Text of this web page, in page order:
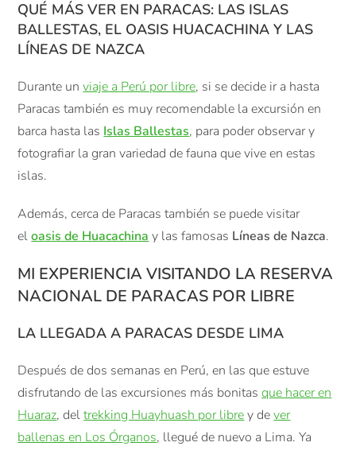
QUÉ MÁS VER EN PARACAS: LAS ISLAS
BALLESTAS, EL OASIS HUACACHINA Y LAS
LÍNEAS DE NAZCA
Durante unviaje a Perú por libre, si se decide ir a hasta
Paracas también es muy recomendable la excursión en
barca hasta lasIslas Ballestas, para poder observar y
fotografiar la gran variedad de fauna que vive en estas
islas.
Además, cerca de Paracas también se puede visitar
eloasis de Huacachinay las famosas Líneas de Nazca.
MI EXPERIENCIA VISITANDO LA RESERVA
NACIONAL DE PARACAS POR LIBRE
LA LLEGADA A PARACAS DESDE LIMA
Después de dos semanas en Perú, en las que estuve
disfrutando de las excursiones más bonitasque hacer en
Huaraz, deltrekking Huayhuash por librey dever
ballenas en Los Órganos, llegué de nuevo a Lima. Ya